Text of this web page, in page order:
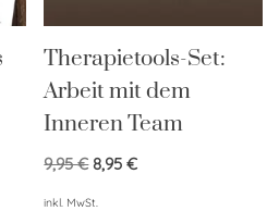
Therapietools-Set:
Arbeit mit dem
Inneren Team
9,95€ 8,95€
inkl. MwSt.